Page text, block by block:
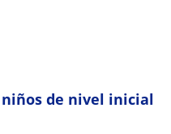
de nivel inicial